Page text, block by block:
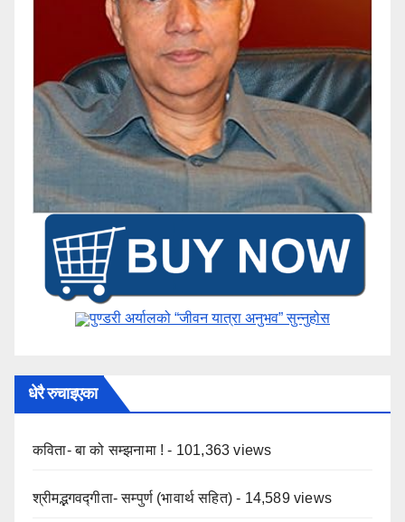
पुण्डरी अर्यालको “जीवन यात्रा अनुभव” ​सुन्नुहोस
धेरै रुचाइएका
कविता- बा को सम्झनामा ! - 101,363 views
श्रीमद्भगवद्गीता- सम्पुर्ण (भावार्थ सहित) - 14,589 views